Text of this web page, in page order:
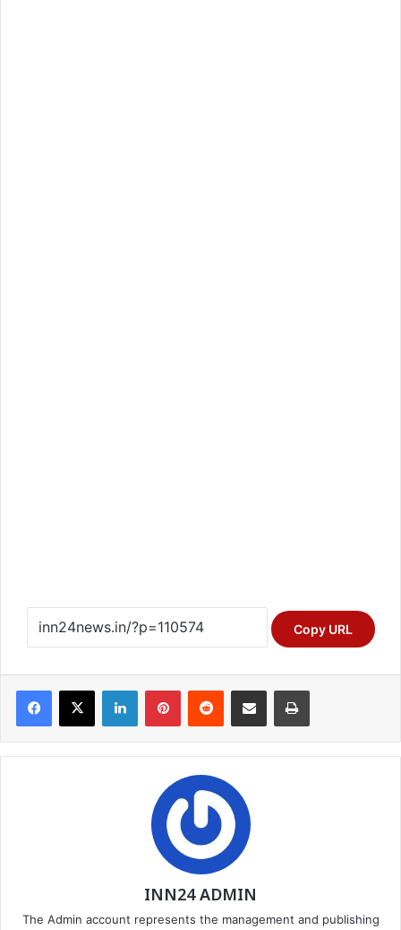
Copy URL
Facebook
X LinkedInPinterestReddit Share via Email Print
INN24 ADMIN
The Admin account represents the management and publishing